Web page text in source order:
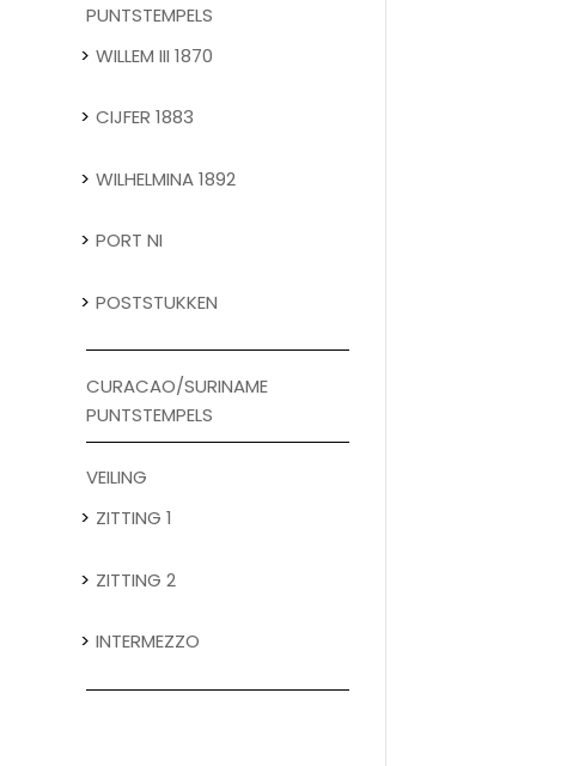
PUNTSTEMPELS
WILLEM III 1870
CIJFER 1883
WILHELMINA 1892
PORT NI
POSTSTUKKEN
CURACAO/SURINAME
PUNTSTEMPELS
VEILING
ZITTING 1
ZITTING 2
INTERMEZZO